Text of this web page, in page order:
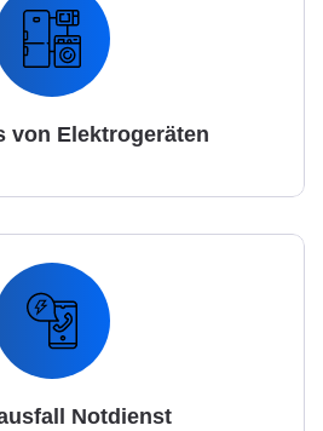
von Elektrogeräten
Notdienst